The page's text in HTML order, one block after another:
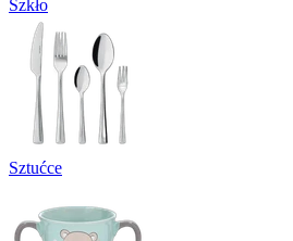
Szkło
Sztućce